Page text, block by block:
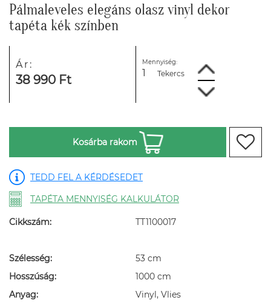
Pálmaleveles elegáns olasz vinyl dekor
tapéta kék színben
Ár:
38 990 Ft
Mennyiség:
Tekercs
Kosárba rakom
TEDD FEL A KÉRDÉSEDET
TAPÉTA MENNYISÉG KALKULÁTOR
Cikkszám: TT1100017
Szélesség:
53 cm
Hosszúság:
1000 cm
Anyag:
Vinyl, Vlies